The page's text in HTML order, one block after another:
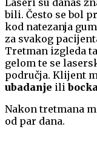
bili. Često se bol
kod natezanja
za svakog
Tretman izgleda
gelom te se
područja. Klijent
ubadanje ili
Nakon tretmana
od par dana.